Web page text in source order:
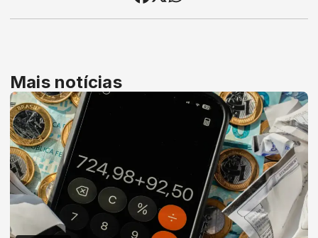
Mais notícias